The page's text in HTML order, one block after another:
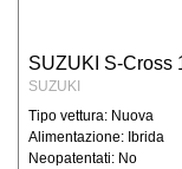
SUZUKI S-Cross
SUZUKI
Tipo vettura: Nuova
Alimentazione: Ibrida
Neopatentati: No